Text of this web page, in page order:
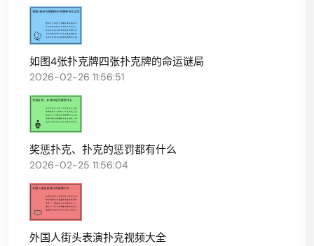
如图4张扑克牌四张扑克牌的命运谜局
2026-02-26 11:56:51
奖惩扑克、扑克的惩罚都有什么
2026-02-25 11:56:04
外国人街头表演扑克视频大全